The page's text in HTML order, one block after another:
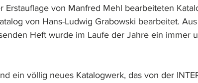
Erstauflage von Manfred Mehl bearbeiteten
von Hans-Ludwig Grabowski bearbeitet.
Heft wurde im Laufe der Jahre ein immer
ein völlig neues Katalogwerk, das von der